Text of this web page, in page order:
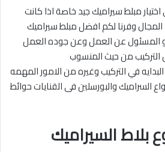
مبلط سيراميك جيد خاصة اذا كانت
وفرنا لكم افضل مبلط سيراميك
المسئول عن العمل وعن جوده العمل
التركيب من حيث المنسوب
في التركيب وغيره من الامور المهمه
السراميك والبورسلين فى القنايات حوائط
بلاط السيراميك